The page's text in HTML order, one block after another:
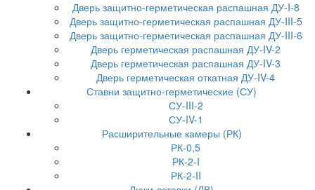
Дверь защитно-герметическая распашная ДУ-I-8
Дверь защитно-герметическая распашная ДУ-III-5
Дверь защитно-герметическая распашная ДУ-III-6
Дверь герметическая распашная ДУ-IV-2
Дверь герметическая распашная ДУ-IV-3
Дверь герметическая откатная ДУ-IV-4
Ставни защитно-герметические (СУ)
СУ-III-2
СУ-IV-1
Расширительные камеры (РК)
РК-0,5
РК-2-I
РК-2-II